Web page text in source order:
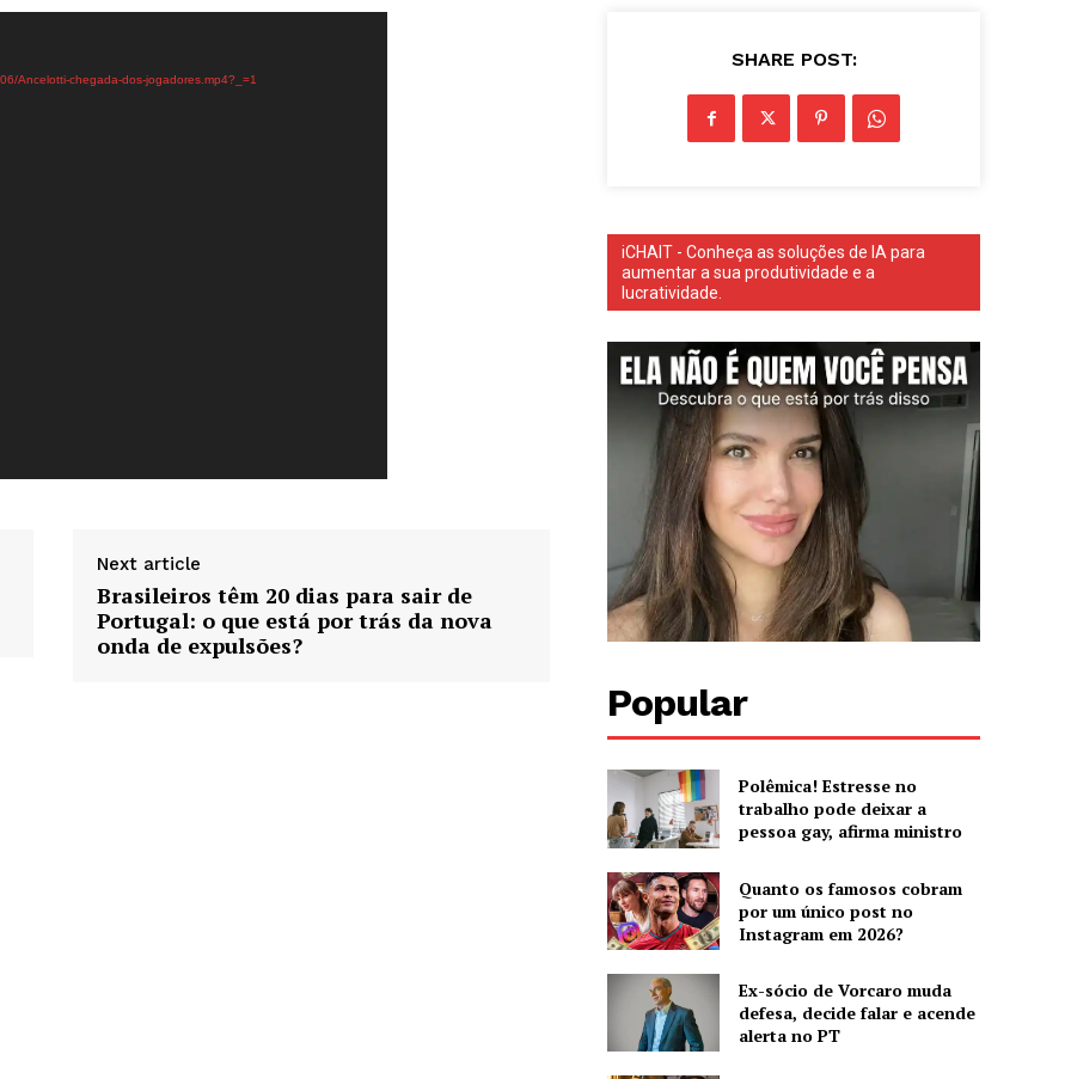
Company
Contato
Termos de Serviços
Ancelotti-chegada-dos-jogadores.mp4?_=1
Next article
Brasileiros têm 20 dias para sair de
Portugal: o que está por trás da nova
onda de expulsões?
SHARE POST:
iCHAIT - Conheça as soluções de IA para
aumentar a sua produtividade e a
lucratividade.
Popular
Polêmica! Estresse no
trabalho pode deixar a
pessoa gay, afirma ministro
Quanto os famosos cobram
por um único post no
Instagram em 2026?
Ex-sócio de Vorcaro muda
defesa, decide falar e acende
alerta no PT